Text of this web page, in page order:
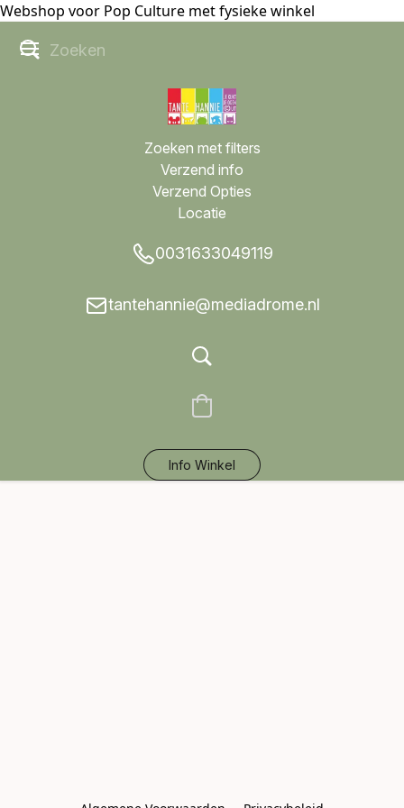
Webshop voor Pop Culture met fysieke winkel
Zoeken met filters
Verzend info
Verzend Opties
Locatie
0031633049119
tantehannie@mediadrome.nl
Info Winkel